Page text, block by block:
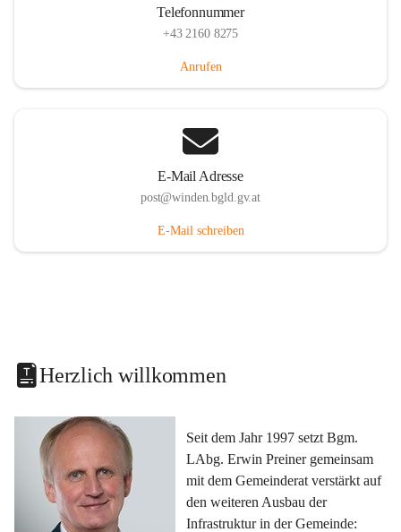
Telefonnummer
+43 2160 8275
Anrufen
E-Mail Adresse
post@winden.bgld.gv.at
E-Mail schreiben
Herzlich willkommen
Seit dem Jahr 1997 setzt Bgm.
LAbg. Erwin Preiner gemeinsam
mit dem Gemeinderat verstärkt auf
den weiteren Ausbau der
Infrastruktur in der Gemeinde: